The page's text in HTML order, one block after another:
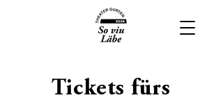
Tickets fürs